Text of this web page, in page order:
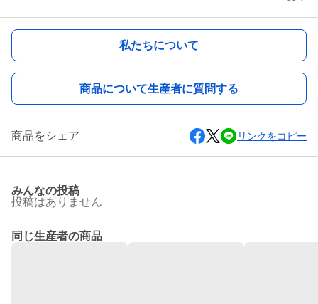
私たちについて
商品について生産者に質問する
商品をシェア リンクをコピー
みんなの投稿
投稿はありません
同じ生産者の商品